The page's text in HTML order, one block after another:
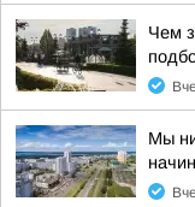
Чем
Мы